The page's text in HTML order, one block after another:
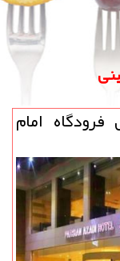
امام